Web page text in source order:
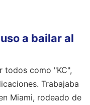
a bailar al
todos como "KC",
Trabajaba
Miami, rodeado de